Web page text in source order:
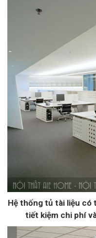
Hệ thống tủ tài liệu có
tiết kiệm chi phí